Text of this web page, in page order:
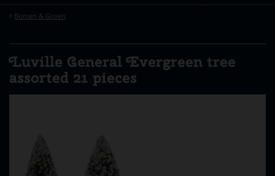
Bomen & Groen
Luville General Evergreen tree
assorted 21 pieces